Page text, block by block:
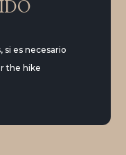
si es necesario
the hike